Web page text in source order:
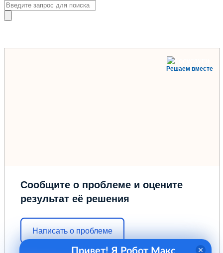
Решаем вместе
Сообщите о проблеме и оцените
результат её решения
Написать о проблеме
Привет! Я Робот Макс